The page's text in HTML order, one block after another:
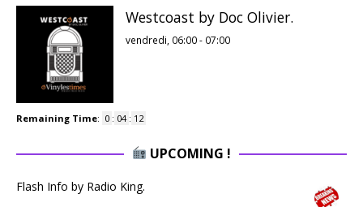
Westcoast by Doc Olivier.
vendredi, 06:00- 07:00
Remaining Time: 0 : 04 : 12
UPCOMING !
Flash Info by Radio King.